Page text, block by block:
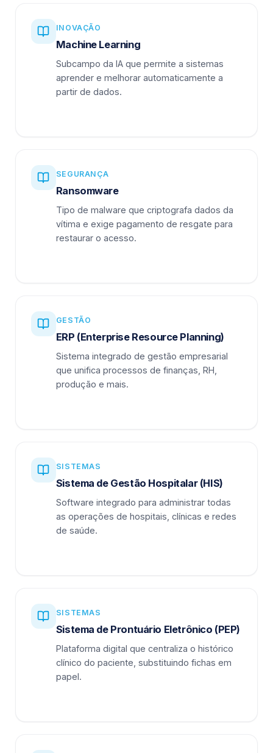
INOVAÇÃO
Machine Learning
Subcampo da IA que permite a sistemas
aprender e melhorar automaticamente a
partir de dados.
SEGURANÇA
Ransomware
Tipo de malware que criptografa dados da
vítima e exige pagamento de resgate para
restaurar o acesso.
GESTÃO
ERP (Enterprise Resource Planning)
Sistema integrado de gestão empresarial
que unifica processos de finanças, RH,
produção e mais.
SISTEMAS
Sistema de Gestão Hospitalar (HIS)
Software integrado para administrar todas
as operações de hospitais, clínicas e redes
de saúde.
SISTEMAS
Sistema de Prontuário Eletrônico (PEP)
Plataforma digital que centraliza o histórico
clínico do paciente, substituindo fichas em
papel.